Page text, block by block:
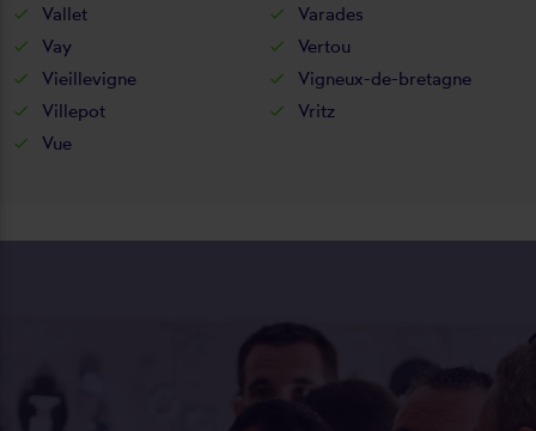
Vallet
Varades
Vay
Vertou
Vieillevigne
Vigneux-de-bretagne
Villepot
Vritz
Vue